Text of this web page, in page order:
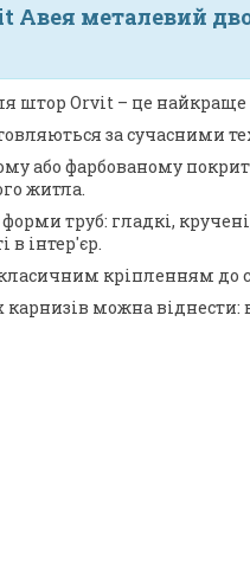
Авея металевий
штор Orvit – це найкраще
за сучасними
або фарбованому
житла.
форми труб: гладкі,
в інтер'єр.
кріпленням до
можна віднести: